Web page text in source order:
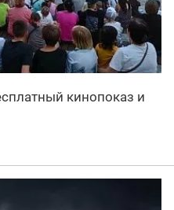
кинопоказ и